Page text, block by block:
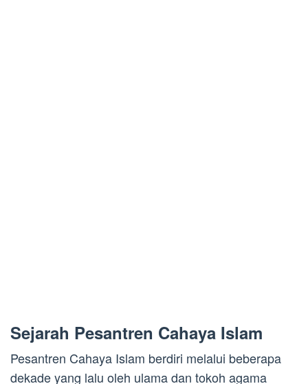
Sejarah Pesantren Cahaya Islam
Pesantren Cahaya Islam berdiri melalui beberapa
dekade yang lalu oleh ulama dan tokoh agama